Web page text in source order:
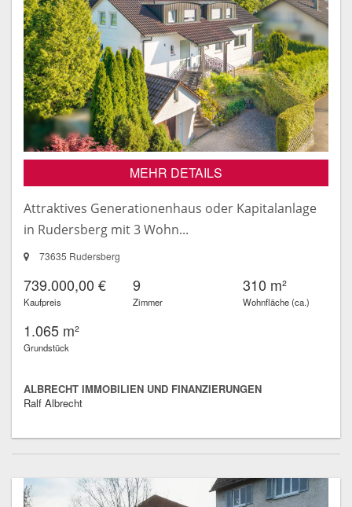
MEHR DETAILS
Attraktives Generationenhaus oder Kapitalanlage
in Rudersberg mit 3 Wohn...
73635 Rudersberg
739.000,00 €
Kaufpreis
9
Zimmer
310 m²
Wohnfläche (ca.)
1.065 m²
Grundstück
ALBRECHT IMMOBILIEN UND FINANZIERUNGEN
Ralf Albrecht